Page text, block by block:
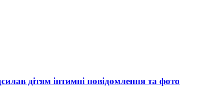
дітям інтимні повідомлення та фото